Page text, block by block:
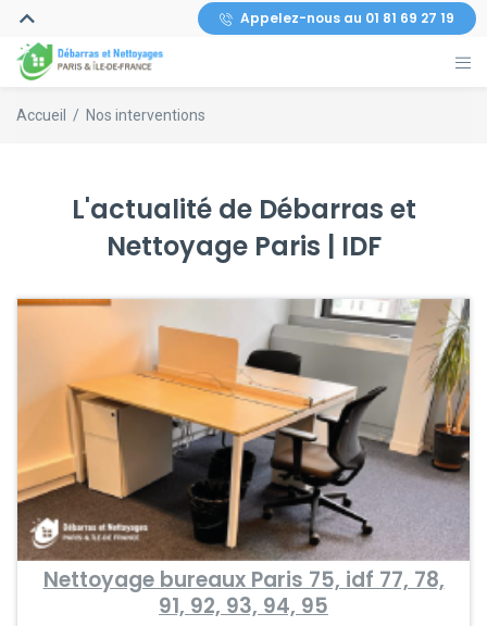
Appelez-nous au 01 81 69 27 19
Accueil / Nos interventions
L'actualité de Débarras et
Nettoyage Paris | IDF
Nettoyage bureaux Paris 75, idf 77, 78,
91, 92, 93, 94, 95